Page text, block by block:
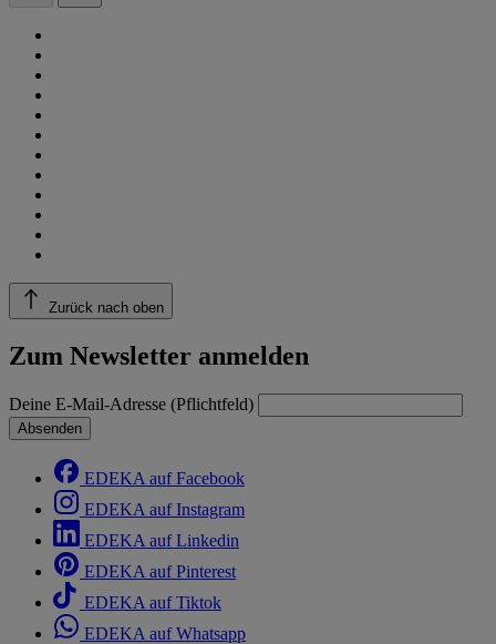
Zurück nach oben
Zum Newsletter anmelden
Deine E-Mail-Adresse (Pflichtfeld)
Absenden
EDEKA auf Facebook
EDEKA auf Instagram
EDEKA auf Linkedin
EDEKA auf Pinterest
EDEKA auf Tiktok
EDEKA auf Whatsapp